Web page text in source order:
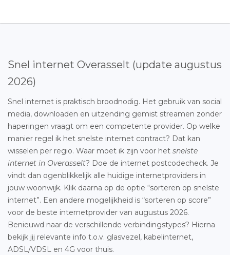
Snel internet Overasselt (update augustus
2026)
Snel internet is praktisch broodnodig. Het gebruik van social
media, downloaden en uitzending gemist streamen zonder
haperingen vraagt om een competente provider. Op welke
manier regel ik het snelste internet contract? Dat kan
wisselen per regio. Waar moet ik zijn voor het snelste
internet in Overasselt? Doe de internet postcodecheck. Je
vindt dan ogenblikkelijk alle huidige internetproviders in
jouw woonwijk. Klik daarna op de optie “sorteren op snelste
internet”. Een andere mogelijkheid is “sorteren op score”
voor de beste internetprovider van augustus 2026.
Benieuwd naar de verschillende verbindingstypes? Hierna
bekijk jij relevante info t.o.v. glasvezel, kabelinternet,
ADSL/VDSL en 4G voor thuis.